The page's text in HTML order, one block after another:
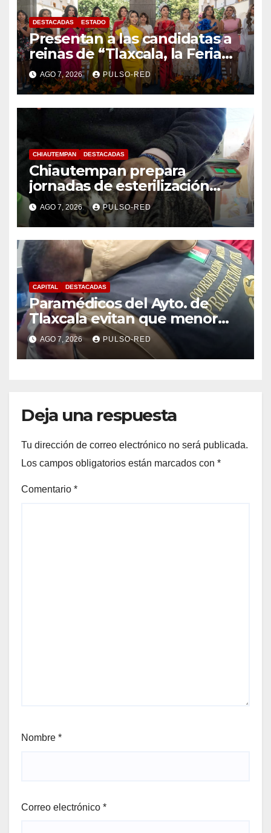
DESTACADAS ESTADO
Presentan a las candidatas a
reinas de “Tlaxcala, la Feria
de Ferias 2026: La Flor
Tlaxcalteca”
AGO 7, 2026 PULSO-RED
CHIAUTEMPAN DESTACADAS
Chiautempan prepara
jornadas de esterilización
para perros y gatos
AGO 7, 2026 PULSO-RED
CAPITAL DESTACADAS
Paramédicos del Ayto. de
Tlaxcala evitan que menor
sufra complicaciones por
hipotermia tras caer en una
cisterna
AGO 7, 2026 PULSO-RED
Deja una respuesta
Tu dirección de correo electrónico no será publicada.
Los campos obligatorios están marcados con *
Comentario *
Nombre *
Correo electrónico *